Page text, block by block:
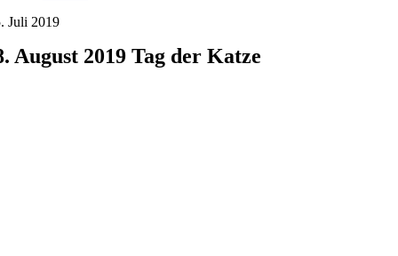
Juli 2019
August 2019 Tag der Katze